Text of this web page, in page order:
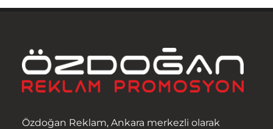
Özdoğan Reklam, Ankara merkezli olarak
Anasayfa
Hakkımızda